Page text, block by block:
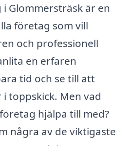
Glommersträsk är en
företag som vill
och professionell
en erfaren
tid och se till att
toppskick. Men vad
hjälpa till med?
några av de viktigaste